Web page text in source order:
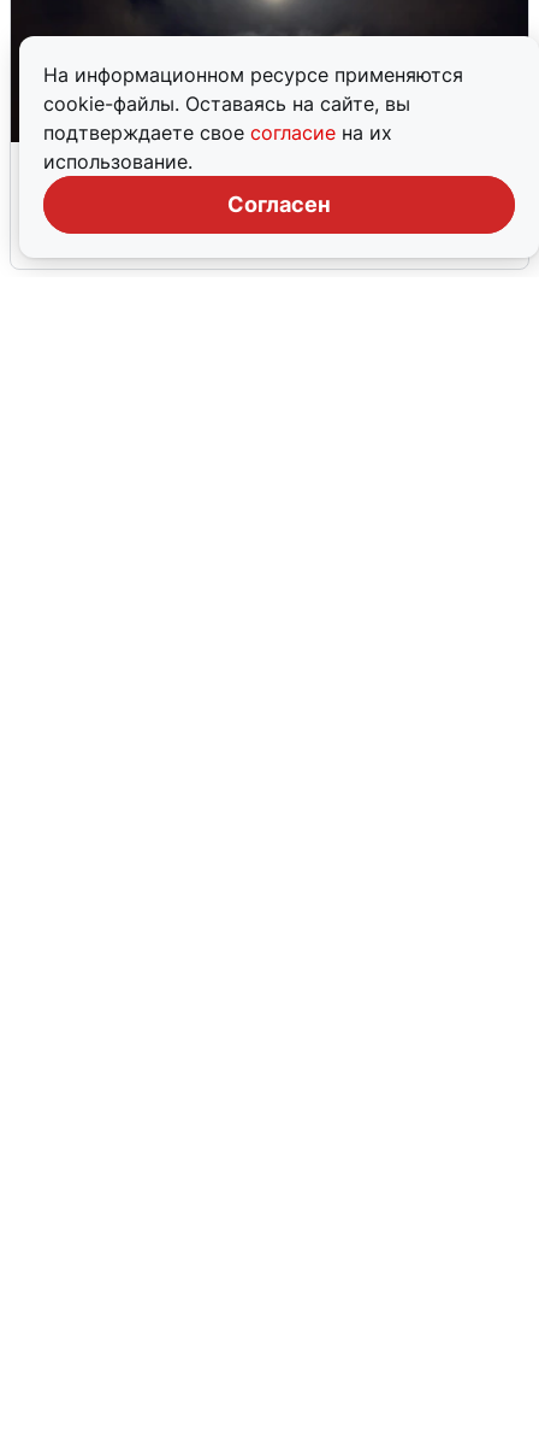
На информационном ресурсе применяются
cookie-файлы. Оставаясь на сайте, вы
подтверждаете свое согласие на их
использование.
Согласен
В Воронеже прогремели взрывы
после сигнала тревоги
5 августа 0